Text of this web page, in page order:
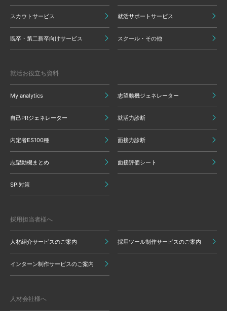
スカウトサービス 就活サポートサービス
既卒・第二新卒向けサービス スクール・その他
就活お役立ち資料
My analytics 志望動機ジェネレーター
自己PRジェネレーター 就活力診断
内定者ES100種 面接力診断
志望動機まとめ 面接評価シート
SPI対策
採用担当者様へ
人材紹介サービスのご案内 採用ツール制作サービスのご案内
インターン制作サービスのご案内
人材会社様へ